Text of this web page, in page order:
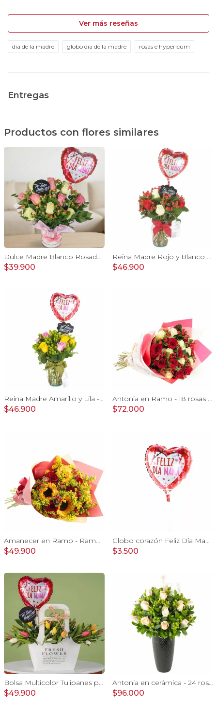
Ver más reseñas
día de la madre globo dia de la madre rosas e hypericum
Entregas
Productos con flores similares
Dulce Madre Blanco Rosado - Arreglo floral con rosas, hypericum y globo Feliz Día mamá
$39.900
Reina Madre Rojo y Blanco - Florero con 9 rosas e hypericum, globo y pizarra
$46.900
Reina Madre Amarillo y Lila - Florero con 9 rosas e hypericum, globo y pizarra
$46.900
Antonia en Ramo - 18 rosas mix blanco y rojo con hypericum
$72.000
Amanecer en Ramo - Ramo con girasoles, rosas rojo e hypericum
$49.900
Globo corazón Feliz Día Mamá con corazoncitos 20cm
$3.500
Bolsa Multicolor Tulipanes para Mamá - 20 tulipanes multicolor en Fresh Flower Bag
$49.900
Antonia en cerámica - 24 rosas color damasco e hypericum
$96.000